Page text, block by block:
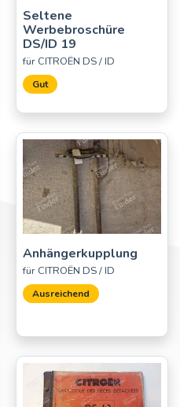
Seltene
Werbebroschüre
DS/ID 19
für CITROËN DS / ID
Gut
Anhängerkupplung
für CITROËN DS / ID
Ausreichend